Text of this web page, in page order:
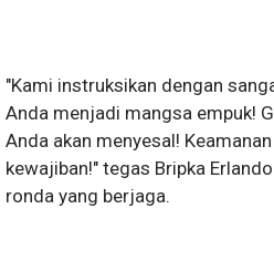
"Kami instruksikan dengan
Anda menjadi mangsa empuk!
Anda akan menyesal!
kewajiban!" tegas Bripka
ronda yang berjaga.